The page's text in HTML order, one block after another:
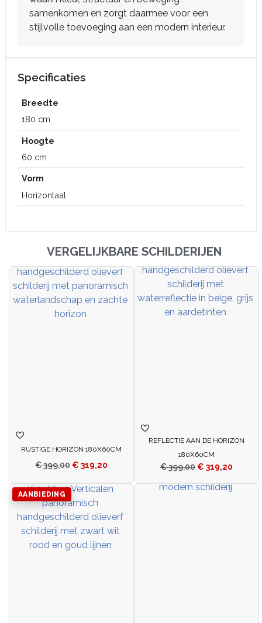
samenkomen en zorgt daarmee voor een
stijlvolle toevoeging aan een modern interieur.
Specificaties
Breedte
180 cm
Hoogte
60 cm
Vorm
Horizontaal
VERGELIJKBARE SCHILDERIJEN
RUSTIGE HORIZON 180X60CM
€399,00 € 319,20
REFLECTIE AAN DE HORIZON
180X60CM
€399,00 € 319,20
AANBIEDING